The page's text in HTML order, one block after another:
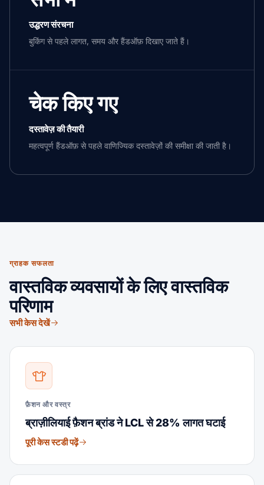
उद्धरण संरचना
बुकिंग से पहले लागत, समय और हैंडऑफ़ दिखाए जाते हैं।
चेक किए गए
दस्तावेज़ की तैयारी
महत्वपूर्ण हैंडऑफ़ से पहले वाणिज्यिक दस्तावेज़ों की समीक्षा की जाती है।
ग्राहक सफलता
वास्तविक व्यवसायों के लिए वास्तविक
परिणाम
सभी केस देखें
फ़ैशन और वस्त्र
ब्राज़ीलियाई फ़ैशन ब्रांड ने LCL से 28% लागत घटाई
पूरी केस स्टडी पढ़ें